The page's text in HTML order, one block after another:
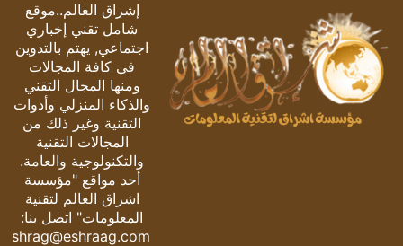
إشراق العالم..موقع
شامل تقني إخباري
اجتماعي, يهتم بالتدوين
في كافة المجالات
ومنها المجال التقني
والذكاء المنزلي وأدوات
التقنية وغير ذلك من
المجالات التقنية
والتكنولوجية والعامة.
أحد مواقع "مؤسسة
اشراق العالم لتقنية
المعلومات" اتصل بنا:
eshrag@eshraag.com